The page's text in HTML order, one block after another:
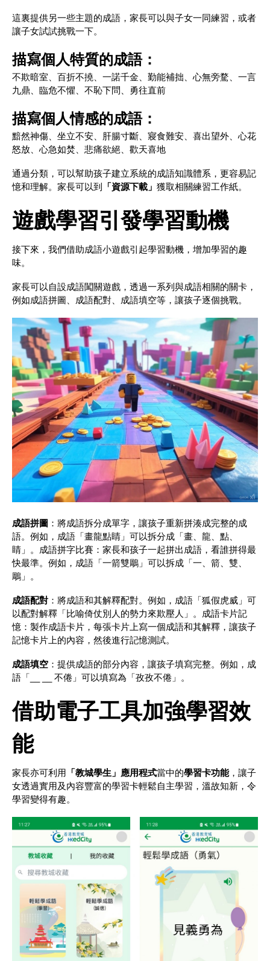
這裏提供另一些主題的成語，家長可以與子女一同練習，或者
讓子女試試挑戰一下。
描寫個人特質的成語：
不欺暗室、百折不撓、一諾千金、勤能補拙、心無旁騖、一言
九鼎、臨危不懼、不恥下問、勇往直前
描寫個人情感的成語：
黯然神傷、坐立不安、肝腸寸斷、寢食難安、喜出望外、心花
怒放、心急如焚、悲痛欲絕、歡天喜地
通過分類，可以幫助孩子建立系統的成語知識體系，更容易記
憶和理解。家長可以到
「資源下載」 獲取相關練習工作紙。
遊戲學習引發學習動機
接下來，我們借助成語小遊戲引起學習動機，增加學習的趣
味。
家長可以自設成語闖關遊戲，透過一系列與成語相關的關卡，
例如成語拼圖、成語配對、成語填空等，讓孩子逐個挑戰。
成語拼圖 ：將成語拆分成單字，讓孩子重新拼湊成完整的成
語。例如，成語「畫龍點睛」可以拆分成「畫、龍、點、
睛」。成語拼字比賽：家長和孩子一起拼出成語，看誰拼得最
快最準。例如，成語「一箭雙鵰」可以拆成「一、箭、雙、
鵰」。
成語配對 ：將成語和其解釋配對。例如，成語「狐假虎威」可
以配對解釋「比喻倚仗別人的勢力來欺壓人」。成語卡片記
憶：製作成語卡片，每張卡片上寫一個成語和其解釋，讓孩子
記憶卡片上的內容，然後進行記憶測試。
成語填空 ：提供成語的部分內容，讓孩子填寫完整。例如，成
語「__ __ 不倦」可以填寫為「孜孜不倦」。
借助電子工具加強學習效
能
家長亦可利用 「教城學生」應用程式當中的學習卡功能，讓子
女透過實用及內容豐富的學習卡輕鬆自主學習，溫故知新，令
學習變得有趣。